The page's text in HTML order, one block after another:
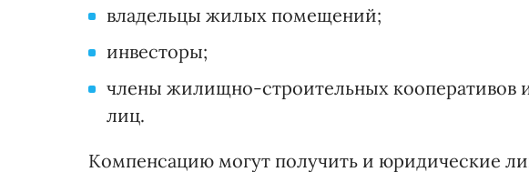
владельцы жилых помещений;
инвесторы;
члены жилищно-строительных кооперативов
лиц.
Компенсацию могут получить и юридические